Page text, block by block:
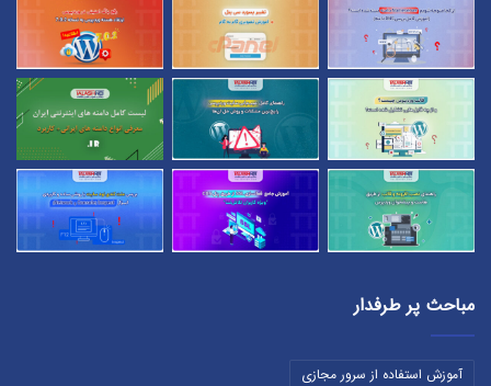
مباحث پر طرفدار
آموزش استفاده از سرور مجازی